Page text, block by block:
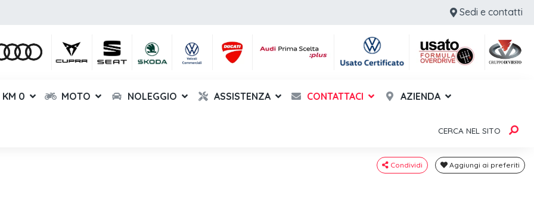
Sedi e contatti
KM 0 MOTO NOLEGGIO ASSISTENZA CONTATTACI AZIENDA
CERCA NEL SITO
Condividi Aggiungi ai preferiti